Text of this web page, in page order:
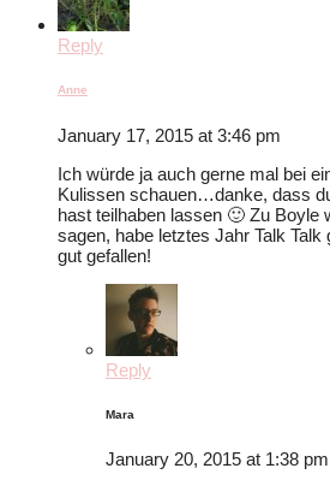
Reply
Anne
January 17, 2015 at 3:46 pm
Ich würde ja auch gerne mal bei
Kulissen schauen…danke, dass
hast teilhaben lassen 🙂 Zu Boyle
sagen, habe letztes Jahr Talk
gut gefallen!
Reply
Mara
January 20, 2015 at 1:38 pm